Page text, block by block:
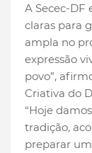
A Secec-
claras para
ampla no
expressão
povo”,
Criativa do
“Hoje
tradição,
preparar